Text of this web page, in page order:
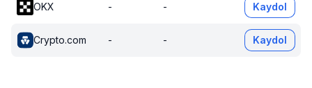
OKX - - Kaydol
Crypto.com - - Kaydol